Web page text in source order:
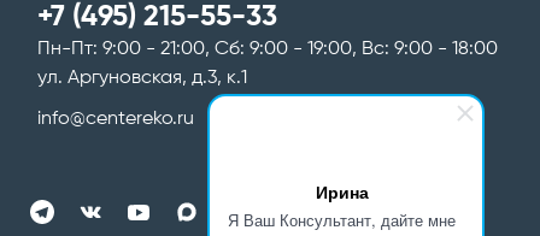
Ирина
Я Ваш Консультант, дайте мне
+7 (495) 215-55-33
Пн-Пт: 9:00 - 21:00, Сб: 9:00 - 19:00, Вс: 9:00 - 18:00
ул. Аргуновская, д.3, к.1
info@centereko.ru